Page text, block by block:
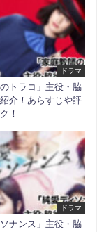
ドラマ
のトラコ」主役・脇
介！あらすじや評
！
ドラマ
ソナンス」主役・脇